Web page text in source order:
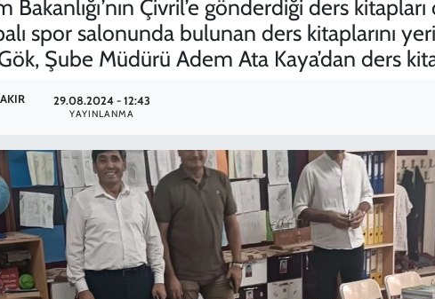
Bakanlığı’nın Çivril’e gönderdiği ders
spor salonunda bulunan ders kitaplarını
Şube Müdürü Adem Ata Kaya’dan ders
29.08.2024 - 12:43
YAYINLANMA